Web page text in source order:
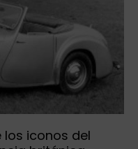
los iconos del